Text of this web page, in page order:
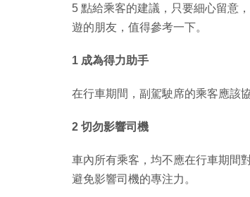
5 點給乘客的建議，只要細心留意
遊的朋友，值得參考一下。
1 成為得力助手
在行車期間，副駕駛席的乘客應該
2 切勿影響司機
車內所有乘客，均不應在行車期間
避免影響司機的專注力。